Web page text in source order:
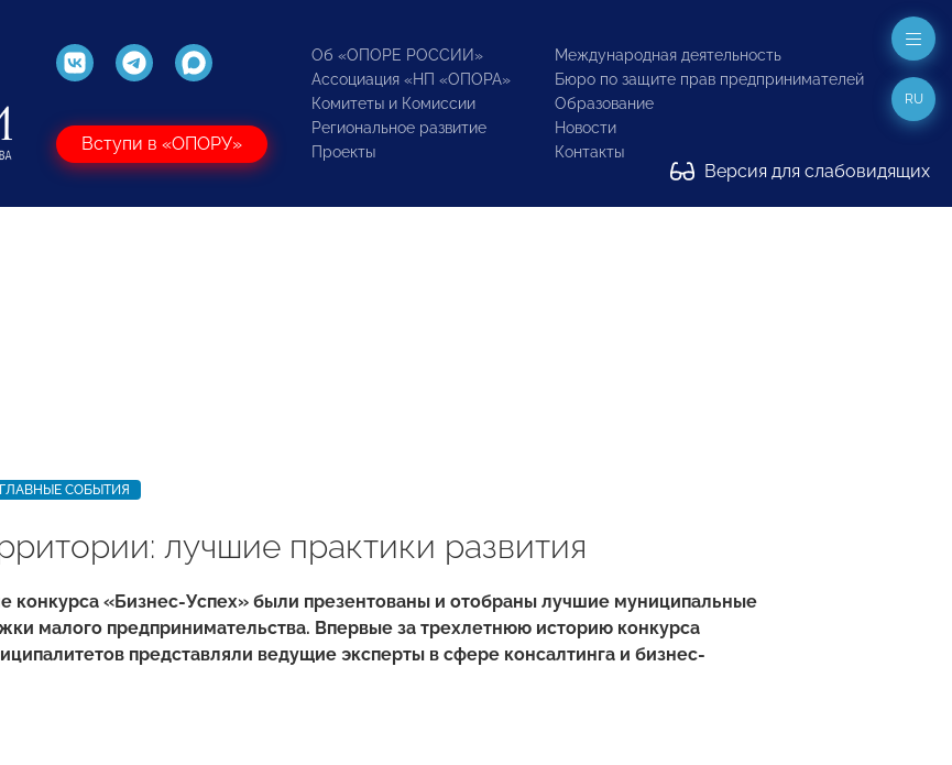
Вступи в «ОПОРУ»
Об «ОПОРЕ РОССИИ»
Ассоциация «НП «ОПОРА»
Комитеты и Комиссии
Региональное развитие
Проекты
Международная деятельность
Бюро по защите прав предпринимателей
Образование
Новости
Контакты
Версия для слабовидящих
RU
ГЛАВНЫЕ СОБЫТИЯ
лучшие практики развития
конкурса «Бизнес-Успех» были презентованы и отобраны лучшие муниципальные
малого предпринимательства. Впервые за трехлетнюю историю конкурса
представляли ведущие эксперты в сфере консалтинга и бизнес-